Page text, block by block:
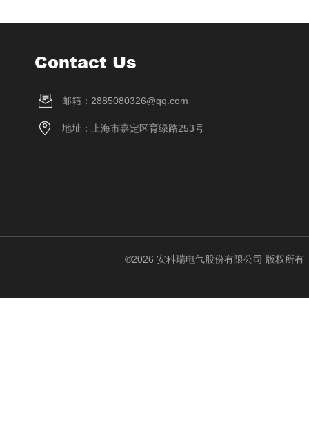
Contact Us
邮箱：2885080326@qq.com
地址：上海市嘉定区育绿路253号
©2026 安科瑞电气股份有限公司 版权所